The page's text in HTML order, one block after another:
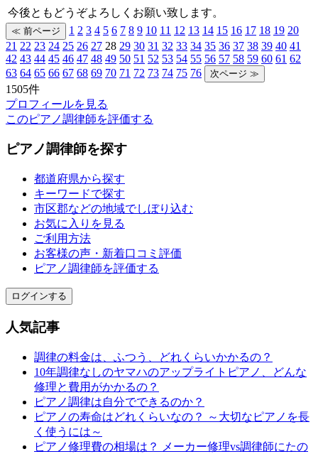
今後ともどうぞよろしくお願い致します。
1 2 3 4 5 6 7 8 9 10 11 12 13 14 15 16 17 18 19 20
21 22 23 24 25 26 27 28 29 30 31 32 33 34 35 36 37 38 39 40 41
42 43 44 45 46 47 48 49 50 51 52 53 54 55 56 57 58 59 60 61 62
63 64 65 66 67 68 69 70 71 72 73 74 75 76
1505件
プロフィールを見る
このピアノ調律師を評価する
ピアノ調律師を探す
都道府県から探す
キーワードで探す
市区郡などの地域でしぼり込む
お気に入りを見る
ご利用方法
お客様の声・新着口コミ評価
ピアノ調律師を評価する
ログインする
人気記事
調律の料金は、ふつう、どれくらいかかるの？
10年調律なしのヤマハのアップライトピアノ、どんな
修理と費用がかかるの？
ピアノ調律は自分でできるのか？
ピアノの寿命はどれくらいなの？ ～大切なピアノを長
く使うには～
ピアノ修理費の相場は？ メーカー修理vs調律師にたの